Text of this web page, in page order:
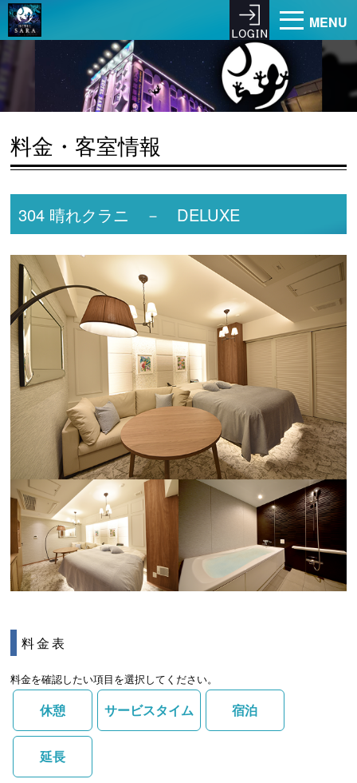
MENU
料金・客室情報
304 晴れクラニ － DELUXE
料金表
料金を確認したい項目を選択してください。
休憩 サービスタイム 宿泊
延長